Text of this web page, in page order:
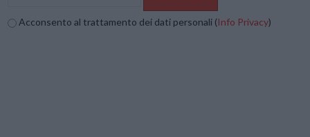
Acconsento al trattamento dei dati personali (Info Privacy)